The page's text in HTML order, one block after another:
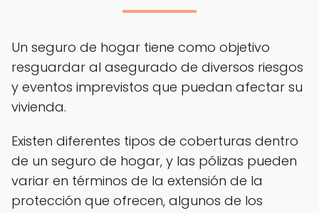
Un seguro de hogar tiene como objetivo
resguardar al asegurado de diversos riesgos
y eventos imprevistos que puedan afectar su
vivienda.
Existen diferentes tipos de coberturas dentro
de un seguro de hogar, y las pólizas pueden
variar en términos de la extensión de la
protección que ofrecen, algunos de los